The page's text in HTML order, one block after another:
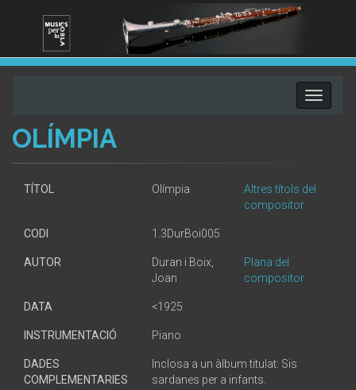
Toggle
OLÍMPIA
TÍTOL Olímpia
Altres títols del
compositor
CODI 1.3DurBoi005
AUTOR
Duran i Boix,
Joan
Plana del
compositor
DATA <1925
INSTRUMENTACIÓ Piano
DADES
COMPLEMENTARIES
Inclosa a un àlbum titulat: Sis
sardanes per a infants.